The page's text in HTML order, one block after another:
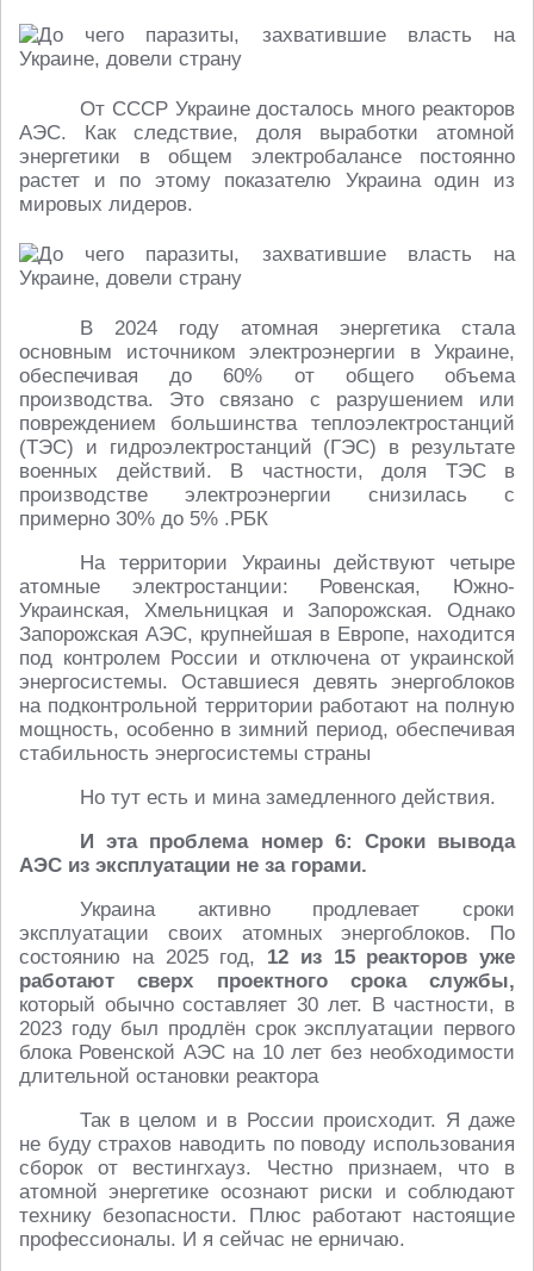
От СССР Украине досталось много реакторов
АЭС. Как следствие, доля выработки атомной
энергетики в общем электробалансе постоянно
растет и по этому показателю Украина один из
мировых лидеров.
В 2024 году атомная энергетика стала
основным источником электроэнергии в Украине,
обеспечивая до 60% от общего объема
производства. Это связано с разрушением или
повреждением большинства теплоэлектростанций
(ТЭС) и гидроэлектростанций (ГЭС) в результате
военных действий. В частности, доля ТЭС в
производстве электроэнергии снизилась с
примерно 30% до 5% .РБК
На территории Украины действуют четыре
атомные электростанции: Ровенская, Южно-
Украинская, Хмельницкая и Запорожская. Однако
Запорожская АЭС, крупнейшая в Европе, находится
под контролем России и отключена от украинской
энергосистемы. Оставшиеся девять энергоблоков
на подконтрольной территории работают на полную
мощность, особенно в зимний период, обеспечивая
стабильность энергосистемы страны
Но тут есть и мина замедленного действия.
И эта проблема номер 6: Сроки вывода
АЭС из эксплуатации не за горами.
Украина активно продлевает сроки
эксплуатации своих атомных энергоблоков. По
состоянию на 2025 год, 12 из 15 реакторов уже
работают сверх проектного срока службы,
который обычно составляет 30 лет. В частности, в
2023 году был продлён срок эксплуатации первого
блока Ровенской АЭС на 10 лет без необходимости
длительной остановки реактора
Так в целом и в России происходит. Я даже
не буду страхов наводить по поводу использования
сборок от вестингхауз. Честно признаем, что в
атомной энергетике осознают риски и соблюдают
технику безопасности. Плюс работают настоящие
профессионалы. И я сейчас не ерничаю.